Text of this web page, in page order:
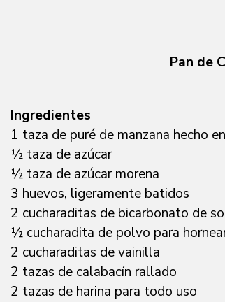
Pan de
Ingredientes
1 taza de puré de manzana hecho
½ taza de azúcar
½ taza de azúcar morena
3 huevos, ligeramente batidos
2 cucharaditas de bicarbonato de
½ cucharadita de polvo para
2 cucharaditas de vainilla
2 tazas de calabacín rallado
2 tazas de harina para todo uso